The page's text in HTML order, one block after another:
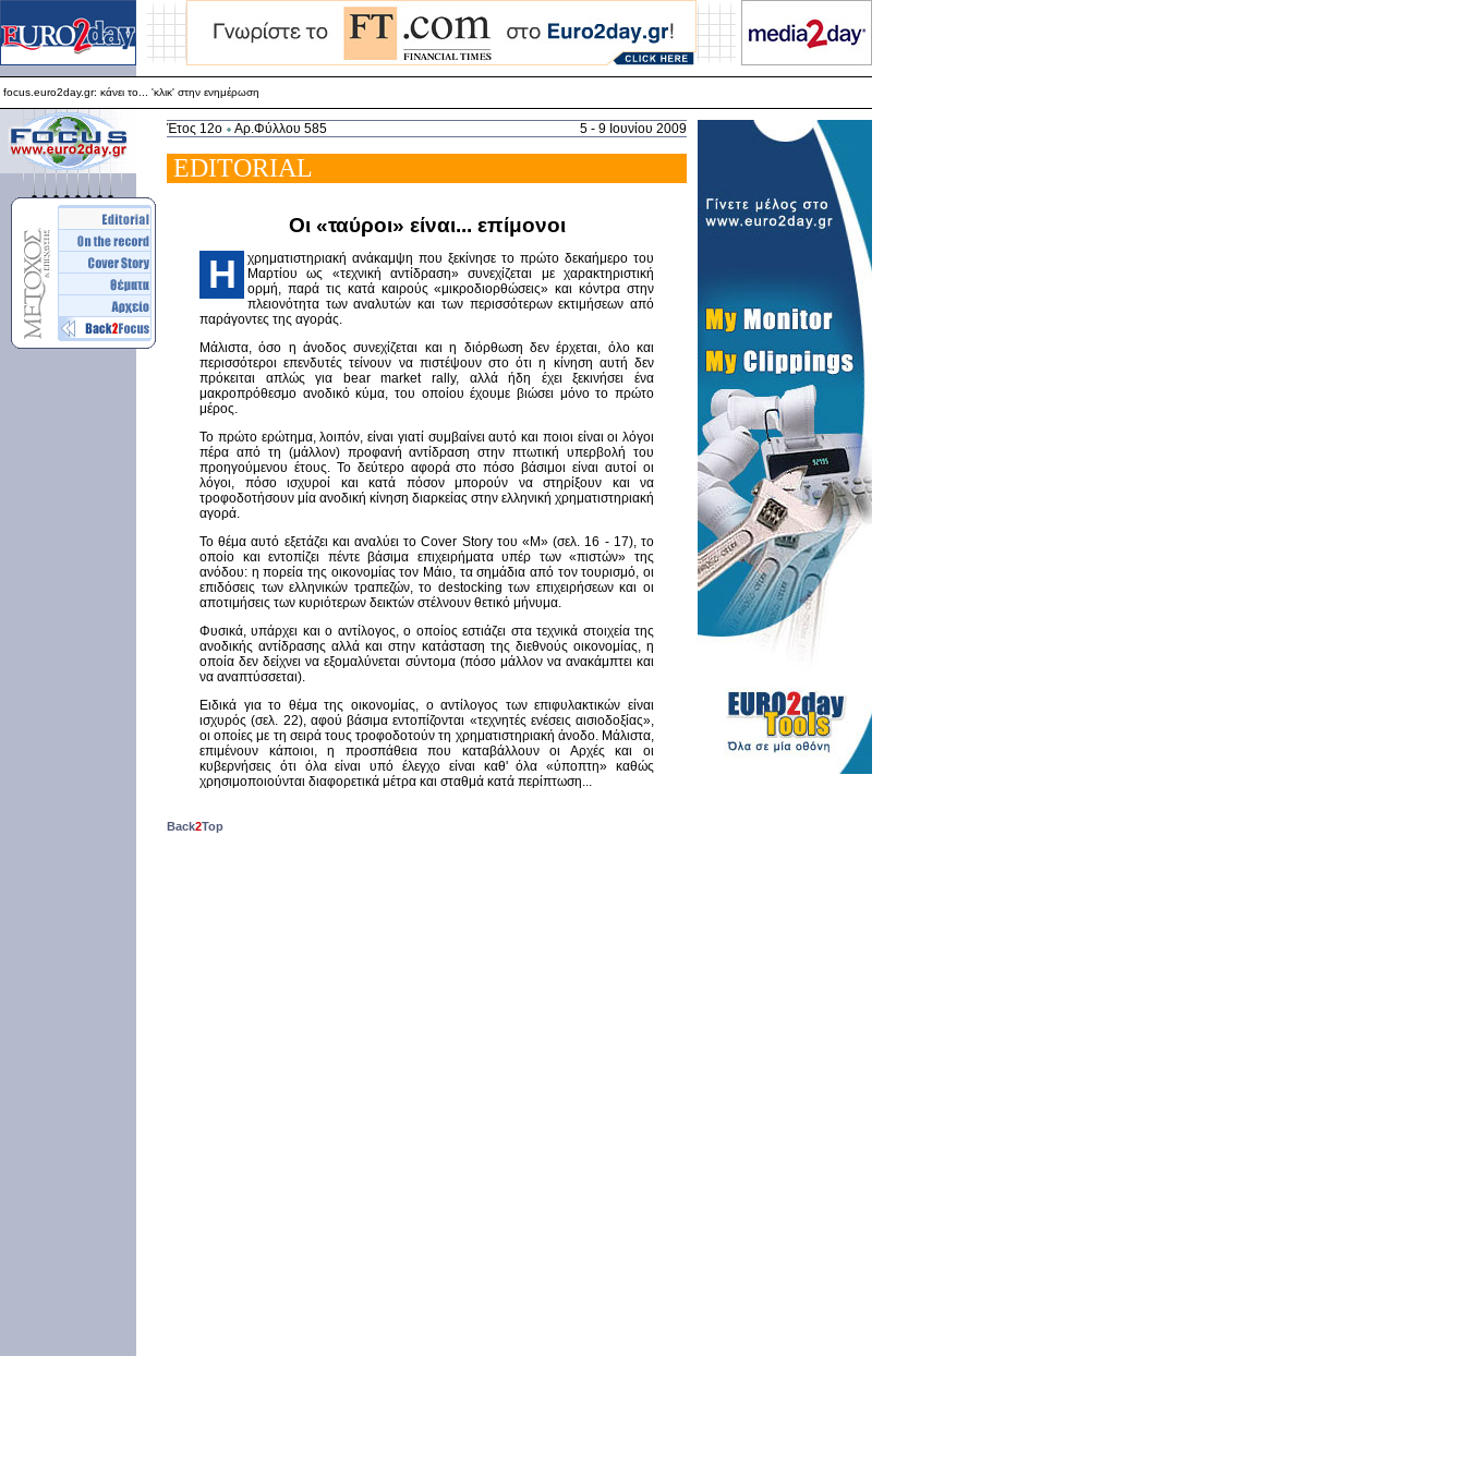
focus.euro2day.gr: κάνει το... 'κλικ' στην ενημέρωση
Για καλύτερη απεικόνιση προτείνεται ο Internet Explorer 5.5+
focus.euro2day.gr: κάνει το... 'κλικ' στην ενημέρωση
Έτος 12ο Αρ.Φύλλου 585 5 - 9 Ιουνίου 2009
EDITORIAL
Oι «ταύροι» είναι... επίμονοι
H
χρηματιστηριακή ανάκαμψη που ξεκίνησε το πρώτο δεκαήμερο του
Μαρτίου ως «τεχνική αντίδραση» συνεχίζεται με χαρακτηριστική
ορμή, παρά τις κατά καιρούς «μικροδιορθώσεις» και κόντρα στην
πλειονότητα των αναλυτών και των περισσότερων εκτιμήσεων από
παράγοντες της αγοράς.
Μάλιστα, όσο η άνοδος συνεχίζεται και η διόρθωση δεν έρχεται, όλο και
περισσότεροι επενδυτές τείνουν να πιστέψουν στο ότι η κίνηση αυτή δεν
πρόκειται απλώς για bear market rally, αλλά ήδη έχει ξεκινήσει ένα
μακροπρόθεσμο ανοδικό κύμα, του οποίου έχουμε βιώσει μόνο το πρώτο
μέρος.
Το πρώτο ερώτημα, λοιπόν, είναι γιατί συμβαίνει αυτό και ποιοι είναι οι λόγοι
πέρα από τη (μάλλον) προφανή αντίδραση στην πτωτική υπερβολή του
προηγούμενου έτους. Το δεύτερο αφορά στο πόσο βάσιμοι είναι αυτοί οι
λόγοι, πόσο ισχυροί και κατά πόσον μπορούν να στηρίξουν και να
τροφοδοτήσουν μία ανοδική κίνηση διαρκείας στην ελληνική χρηματιστηριακή
αγορά.
Το θέμα αυτό εξετάζει και αναλύει το Cover Story του «Μ» (σελ. 16 - 17), το
οποίο και εντοπίζει πέντε βάσιμα επιχειρήματα υπέρ των «πιστών» της
ανόδου: η πορεία της οικονομίας τον Μάιο, τα σημάδια από τον τουρισμό, οι
επιδόσεις των ελληνικών τραπεζών, το destocking των επιχειρήσεων και οι
αποτιμήσεις των κυριότερων δεικτών στέλνουν θετικό μήνυμα.
Φυσικά, υπάρχει και ο αντίλογος, ο οποίος εστιάζει στα τεχνικά στοιχεία της
ανοδικής αντίδρασης αλλά και στην κατάσταση της διεθνούς οικονομίας, η
οποία δεν δείχνει να εξομαλύνεται σύντομα (πόσο μάλλον να ανακάμπτει και
να αναπτύσσεται).
Ειδικά για το θέμα της οικονομίας, ο αντίλογος των επιφυλακτικών είναι
ισχυρός (σελ. 22), αφού βάσιμα εντοπίζονται «τεχνητές ενέσεις αισιοδοξίας»,
οι οποίες με τη σειρά τους τροφοδοτούν τη χρηματιστηριακή άνοδο. Μάλιστα,
επιμένουν κάποιοι, η προσπάθεια που καταβάλλουν οι Αρχές και οι
κυβερνήσεις ότι όλα είναι υπό έλεγχο είναι καθ' όλα «ύποπτη» καθώς
χρησιμοποιούνται διαφορετικά μέτρα και σταθμά κατά περίπτωση...
Back2Top